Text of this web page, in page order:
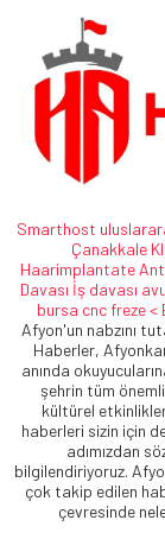
Smarthost
Çanakkale
Haarimplantate
Davası İş davası
bursa cnc freze <
Afyon'un nabzını
Haberler,
anında
şehrin tüm
kültürel
haberleri sizin için
adımızdan
bilgilendiriyoruz.
çok takip edilen
çevresinde